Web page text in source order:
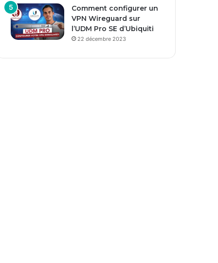
Comment configurer un
VPN Wireguard sur
l’UDM Pro SE d’Ubiquiti
22 décembre 2023